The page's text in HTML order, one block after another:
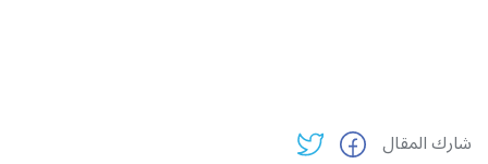
شارك المقال